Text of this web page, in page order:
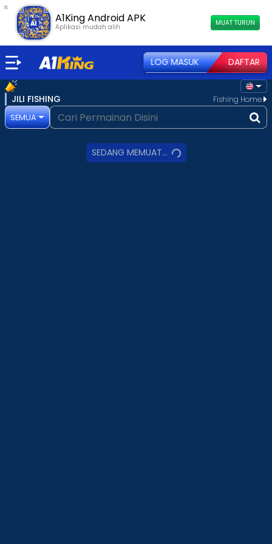
×
A1King Android APK
Aplikasi mudah alih MUAT TURUN
LOG MASUK DAFTAR
JILI FISHING
Fishing Home
SEMUA
SEDANG MEMUAT...